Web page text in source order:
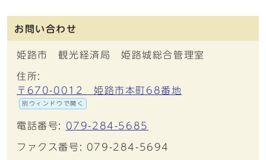
お問い合わせ
姫路市 観光経済局 姫路城総合管理室
住所:
〒670-0012 姫路市本町68番地
別ウィンドウで開く
電話番号: 079-284-5685
ファクス番号: 079-284-5694